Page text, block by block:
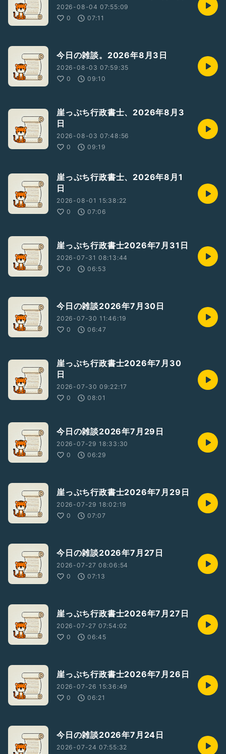
2026-08-04 07:55:09
0
07:11
今日の雑談。2026年8月3日
2026-08-03 07:59:35
0
09:10
崖っぷち行政書士、2026年8月3
日
2026-08-03 07:48:56
0
09:19
崖っぷち行政書士、2026年8月1
日
2026-08-01 15:38:22
0
07:06
崖っぷち行政書士2026年7月31日
2026-07-31 08:13:44
0
06:53
今日の雑談2026年7月30日
2026-07-30 11:46:19
0
06:47
崖っぷち行政書士2026年7月30
日
2026-07-30 09:22:17
0
08:01
今日の雑談2026年7月29日
2026-07-29 18:33:30
0
06:29
崖っぷち行政書士2026年7月29日
2026-07-29 18:02:19
0
07:07
今日の雑談2026年7月27日
2026-07-27 08:06:54
0
07:13
崖っぷち行政書士2026年7月27日
2026-07-27 07:54:02
0
06:45
崖っぷち行政書士2026年7月26日
2026-07-26 15:36:49
0
06:21
今日の雑談2026年7月24日
2026-07-24 07:55:32